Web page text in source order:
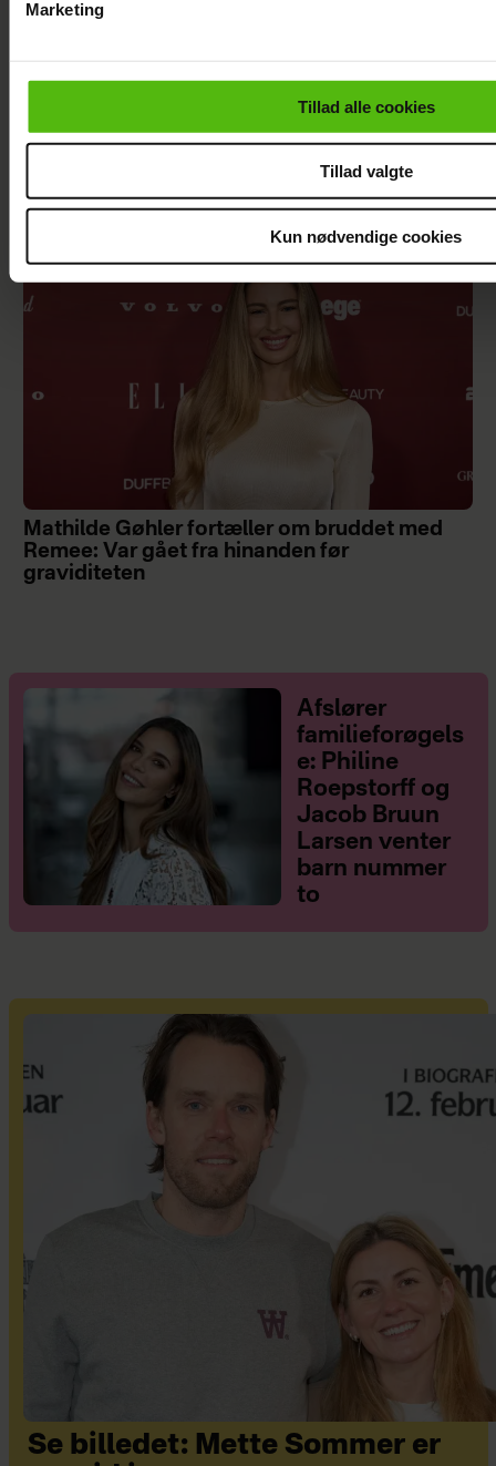
cookiepolitik.
Marketing
Tillad alle cookies
Tillad valgte
Kun nødvendige cookies
Mai Manniche afslører ny flamme
Mathilde Gøhler fortæller om bruddet med
Remee: Var gået fra hinanden før
graviditeten
Afslører
familieforøgels
e: Philine
Roepstorff og
Jacob Bruun
Larsen venter
barn nummer
to
Se billedet: Mette Sommer er